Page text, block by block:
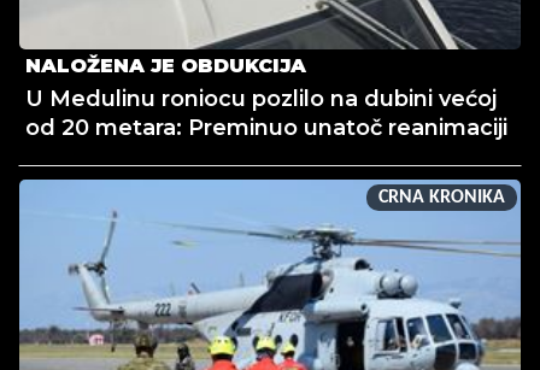
NALOŽENA JE OBDUKCIJA
U Medulinu roniocu pozlilo na dubini većoj
od 20 metara: Preminuo unatoč reanimaciji
CRNA KRONIKA